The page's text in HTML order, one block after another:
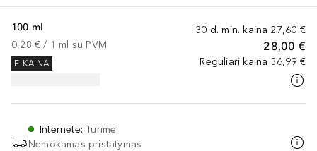
30 d. min. kaina 27,60 €
28,00 €
Reguliari kaina 36,99 €
100 ml
0,28 € / 1 ml su PVM
E-KAINA
Internete:Turime
Nemokamas pristatymas